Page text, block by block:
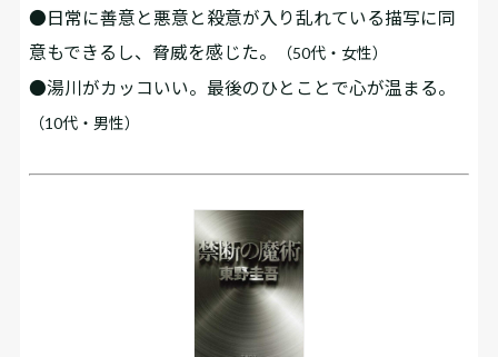
●日常に善意と悪意と殺意が入り乱れている描写に同
意もできるし、脅威を感じた。
（50代・女性）
●湯川がカッコいい。最後のひとことで心が温まる。
（10代・男性）